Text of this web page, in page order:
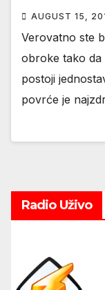
AUGUST 15,
Verovatno ste
obroke tako da
postoji
povrće je
Radio Uživo